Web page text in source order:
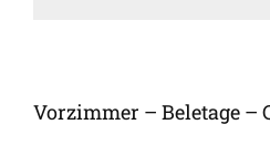
Vorzimmer – Beletage –